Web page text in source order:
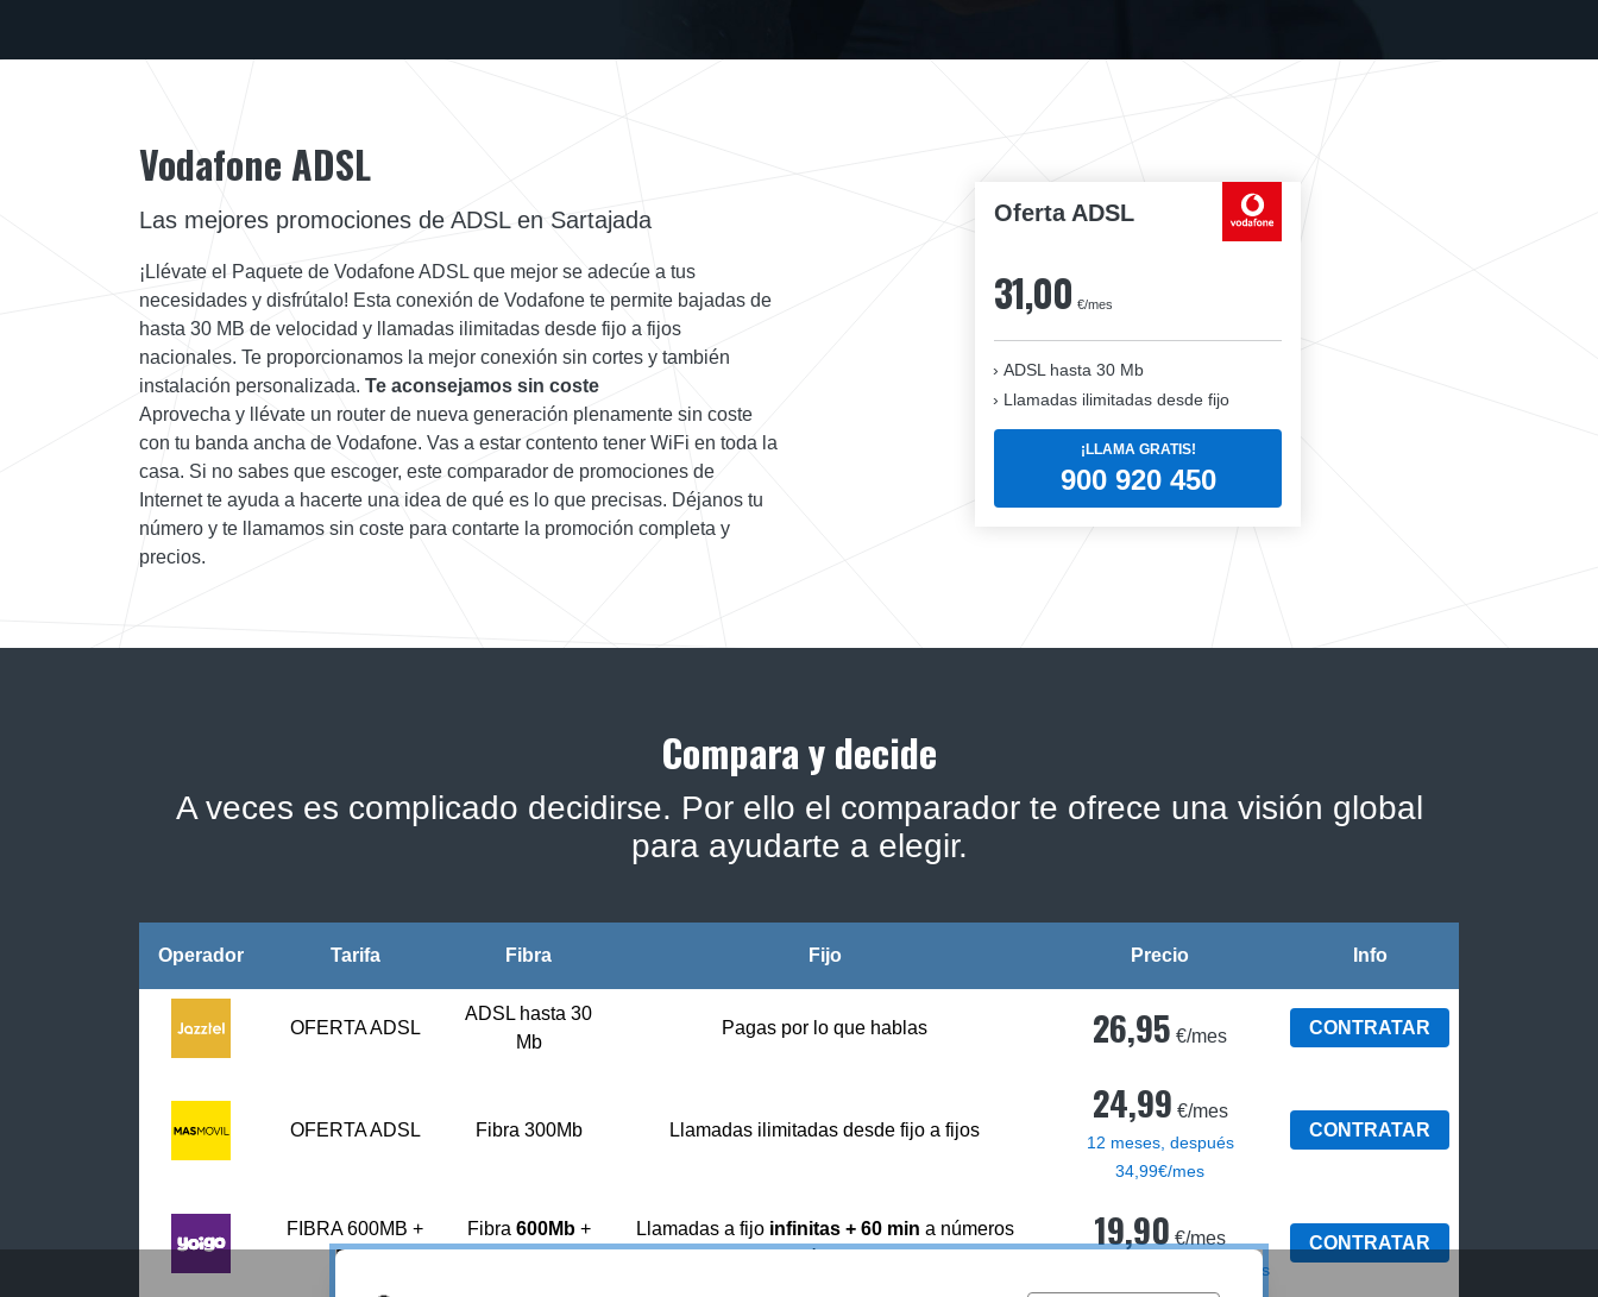
Oferta ADSL
31,00 €/mes
ADSL hasta 30 Mb
Llamadas ilimitadas desde fijo
¡LLAMA GRATIS!
900 920 450
Vodafone ADSL
Las mejores promociones de ADSL en Sartajada
¡Llévate el Paquete de Vodafone ADSL que mejor se adecúe a tus
necesidades y disfrútalo! Esta conexión de Vodafone te permite bajadas de
hasta 30 MB de velocidad y llamadas ilimitadas desde fijo a fijos
nacionales. Te proporcionamos la mejor conexión sin cortes y también
instalación personalizada. Te aconsejamos sin coste
Aprovecha y llévate un router de nueva generación plenamente sin coste
con tu banda ancha de Vodafone. Vas a estar contento tener WiFi en toda la
casa. Si no sabes que escoger, este comparador de promociones de
Internet te ayuda a hacerte una idea de qué es lo que precisas. Déjanos tu
número y te llamamos sin coste para contarte la promoción completa y
precios.
Compara y decide
A veces es complicado decidirse. Por ello el comparador te ofrece una visión global
para ayudarte a elegir.
Operador Tarifa Fibra Fijo Precio Info
OFERTA ADSL
ADSL hasta 30
Mb
Pagas por lo que hablas 26,95 €/mes CONTRATAR
OFERTA ADSL Fibra 300Mb Llamadas ilimitadas desde fijo a fijos
24,99 €/mes
12 meses, después
34,99€/mes
CONTRATAR
FIBRA 600MB +
FIJO
Fibra 600Mb+
Llamadas a fijo infinitas + 60 min a números
19,90 €/mes
12 meses, luego 29,90€/mes
CONTRATAR